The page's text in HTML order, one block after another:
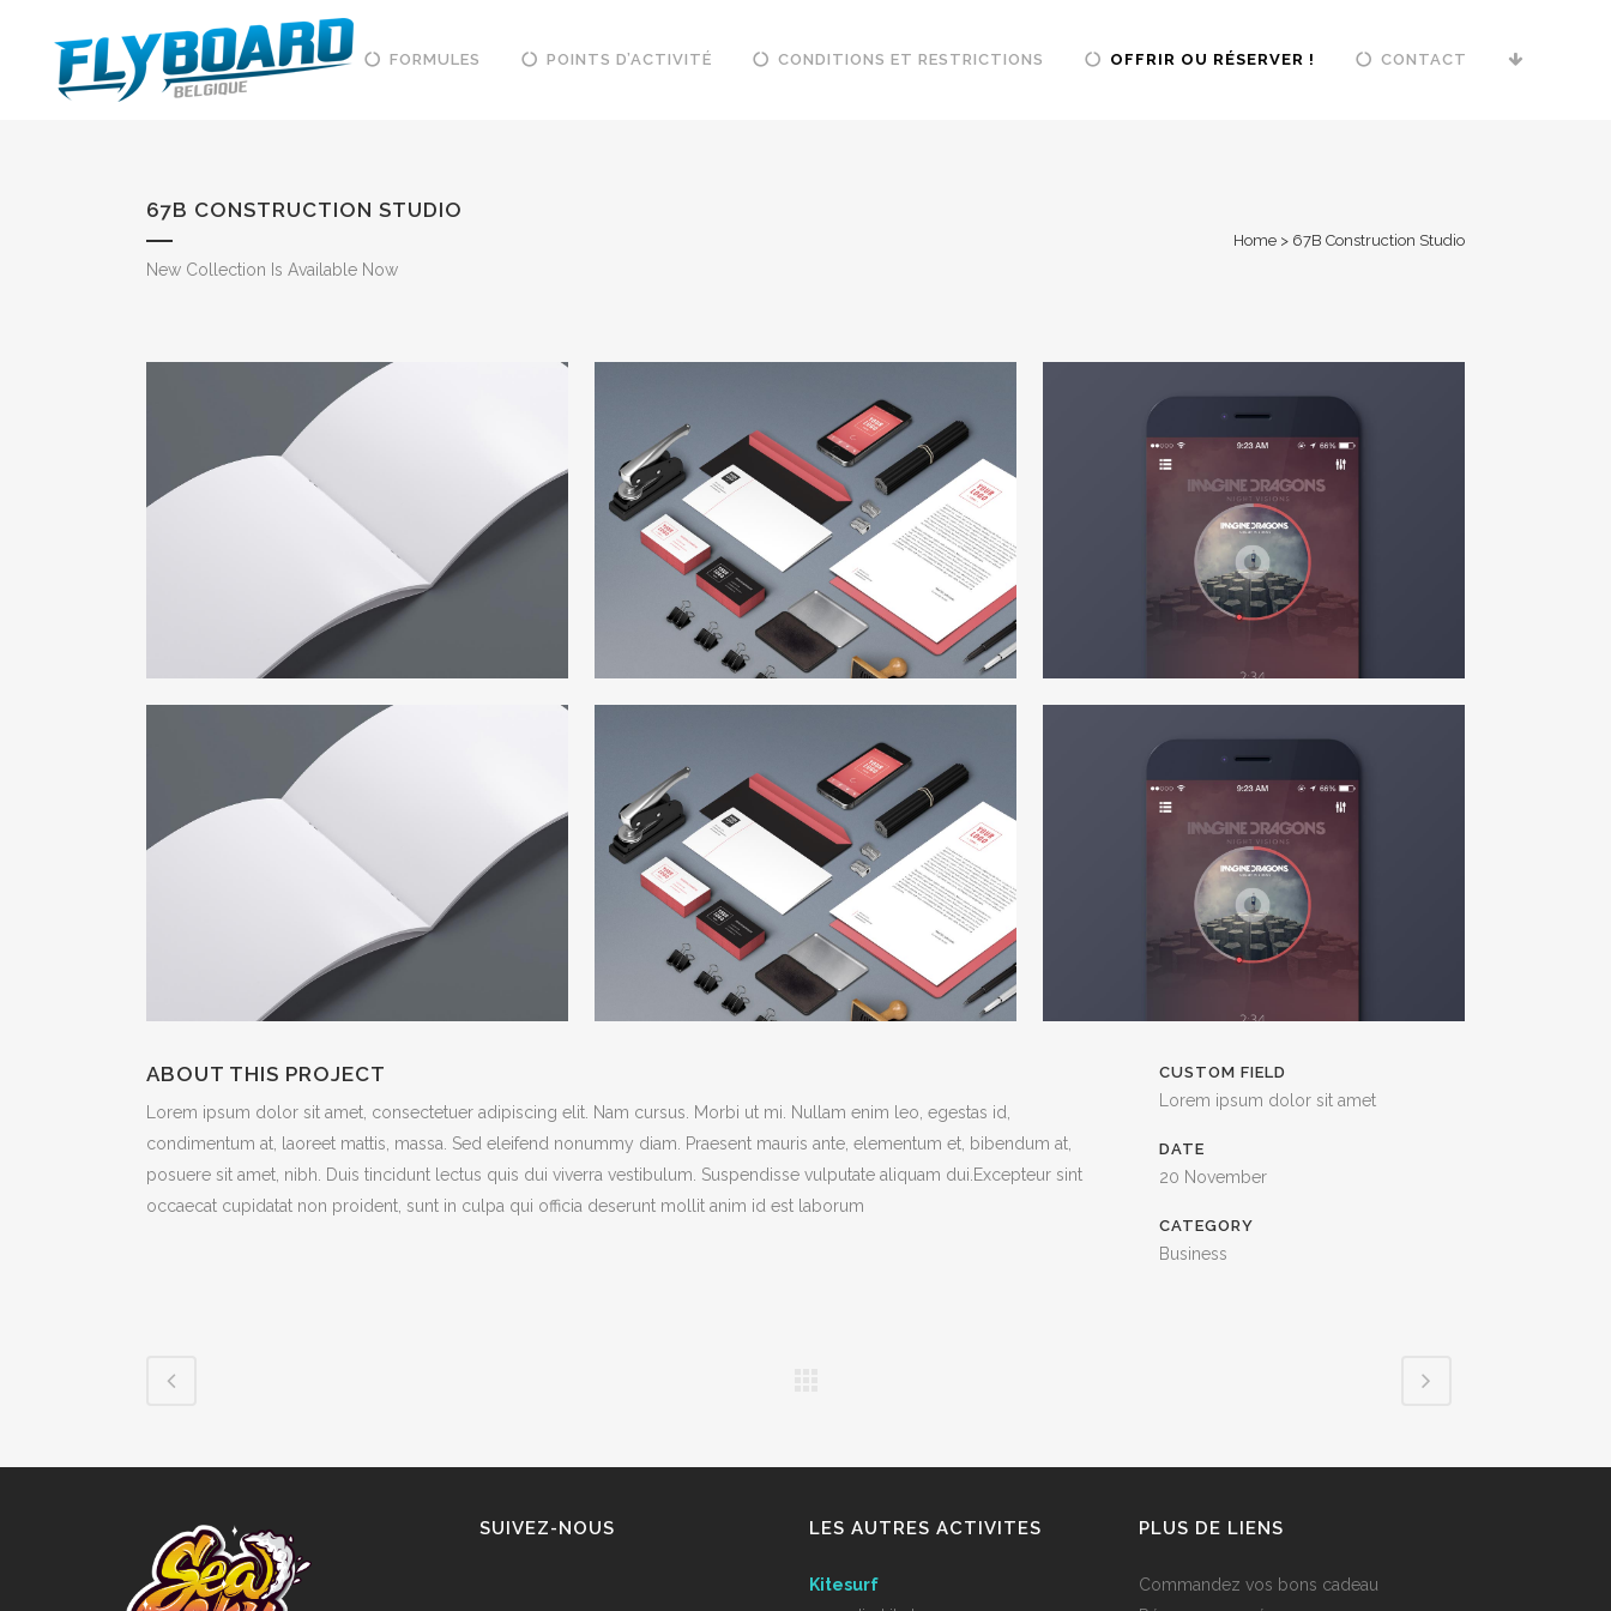
FORMULES POINTS D’ACTIVITÉ CONDITIONS ET RESTRICTIONS OFFRIR OU RÉSERVER ! CONTACT
67B CONSTRUCTION STUDIO
New Collection Is Available Now
Home > 67B Construction Studio
ABOUT THIS PROJECT
Lorem ipsum dolor sit amet, consectetuer adipiscing elit. Nam cursus. Morbi ut mi. Nullam enim leo, egestas id,
condimentum at, laoreet mattis, massa. Sed eleifend nonummy diam. Praesent mauris ante, elementum et, bibendum at,
posuere sit amet, nibh. Duis tincidunt lectus quis dui viverra vestibulum. Suspendisse vulputate aliquam dui.Excepteur sint
occaecat cupidatat non proident, sunt in culpa qui officia deserunt mollit anim id est laborum
CUSTOM FIELD
Lorem ipsum dolor sit amet
DATE
20 November
CATEGORY
Business
SUIVEZ-NOUS LES AUTRES ACTIVITES
Kitesurf
PLUS DE LIENS
Commandez vos bons cadeau